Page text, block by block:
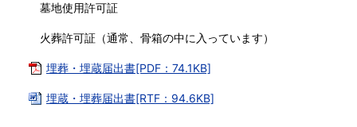
墓地使用許可証
火葬許可証（通常、骨箱の中に入っています）
埋葬・埋蔵届出書[PDF：74.1KB]
埋蔵・埋葬届出書[RTF：94.6KB]